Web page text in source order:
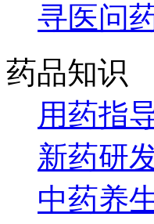
寻医问
药品知识
用药指
新药研
中药养